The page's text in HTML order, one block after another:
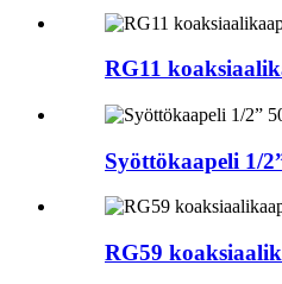
RG11
Syöttökaapeli 1/
RG59